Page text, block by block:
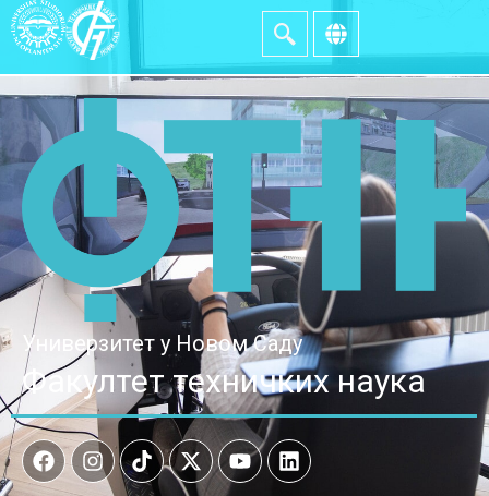
Универзитет у Новом Саду
Факултет техничких наука